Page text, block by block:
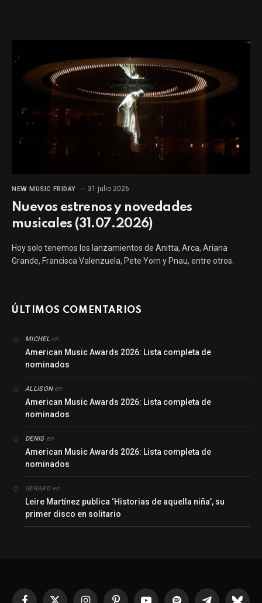
NEW MUSIC FRIDAY 31 julio 2026
Nuevos estrenos y novedades
musicales (31.07.2026)
Hoy solo tenemos los lanzamientos de Anitta, Arca, Ariana
Grande, Francisca Valenzuela, Pete Yorn y Pnau, entre otros.
ÚLTIMOS COMENTARIOS
MICHELen
American Music Awards 2026: Lista completa de
nominados
ALLISONen
American Music Awards 2026: Lista completa de
nominados
DENISen
American Music Awards 2026: Lista completa de
nominados
GERARDen
Leire Martínez publica ‘Historias de aquella niña’, su
primer disco en solitario